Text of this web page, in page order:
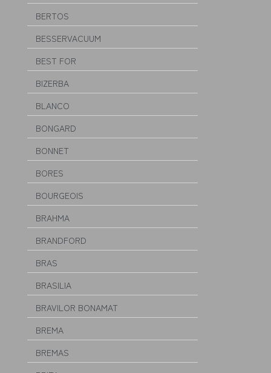
BERTOS
BESSERVACUUM
BEST FOR
BIZERBA
BLANCO
BONGARD
BONNET
BORES
BOURGEOIS
BRAHMA
BRANDFORD
BRAS
BRASILIA
BRAVILOR BONAMAT
BREMA
BREMAS